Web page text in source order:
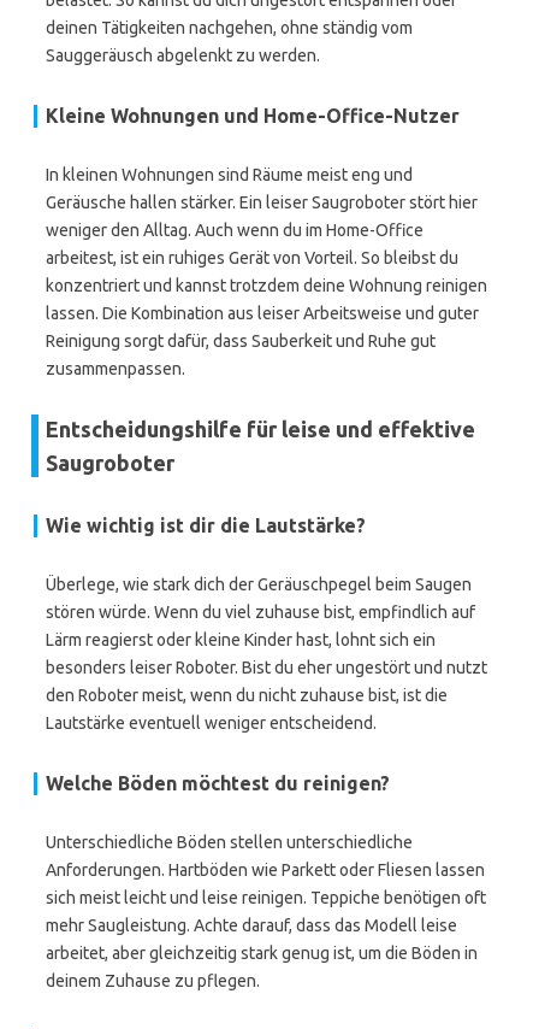
deinen Tätigkeiten nachgehen, ohne ständig vom
Sauggeräusch abgelenkt zu werden.
Kleine Wohnungen und Home-Office-Nutzer
In kleinen Wohnungen sind Räume meist eng und
Geräusche hallen stärker. Ein leiser Saugroboter stört hier
weniger den Alltag. Auch wenn du im Home-Office
arbeitest, ist ein ruhiges Gerät von Vorteil. So bleibst du
konzentriert und kannst trotzdem deine Wohnung reinigen
lassen. Die Kombination aus leiser Arbeitsweise und guter
Reinigung sorgt dafür, dass Sauberkeit und Ruhe gut
zusammenpassen.
Entscheidungshilfe für leise und effektive
Saugroboter
Wie wichtig ist dir die Lautstärke?
Überlege, wie stark dich der Geräuschpegel beim Saugen
stören würde. Wenn du viel zuhause bist, empfindlich auf
Lärm reagierst oder kleine Kinder hast, lohnt sich ein
besonders leiser Roboter. Bist du eher ungestört und nutzt
den Roboter meist, wenn du nicht zuhause bist, ist die
Lautstärke eventuell weniger entscheidend.
Welche Böden möchtest du reinigen?
Unterschiedliche Böden stellen unterschiedliche
Anforderungen. Hartböden wie Parkett oder Fliesen lassen
sich meist leicht und leise reinigen. Teppiche benötigen oft
mehr Saugleistung. Achte darauf, dass das Modell leise
arbeitet, aber gleichzeitig stark genug ist, um die Böden in
deinem Zuhause zu pflegen.